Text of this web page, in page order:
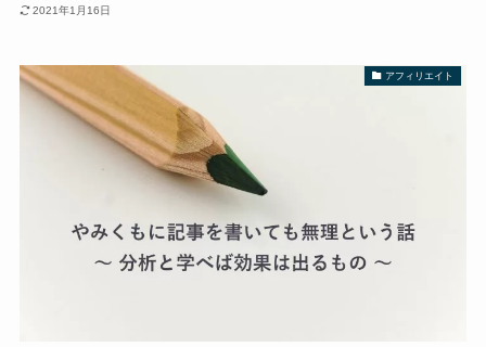
2021年1月16日
アフィリエイト